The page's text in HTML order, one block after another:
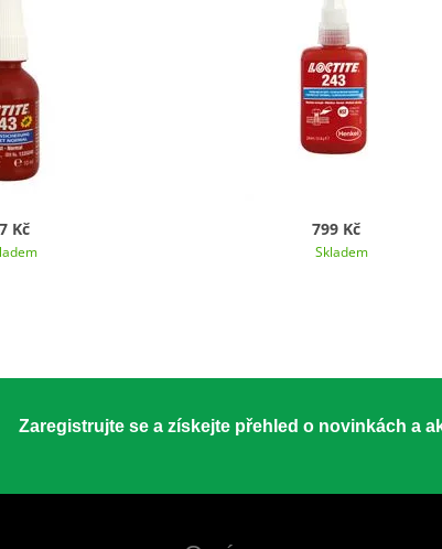
Kč 799 Kč
Skladem
Zaregistrujte se a získejte přehled o novinkách a